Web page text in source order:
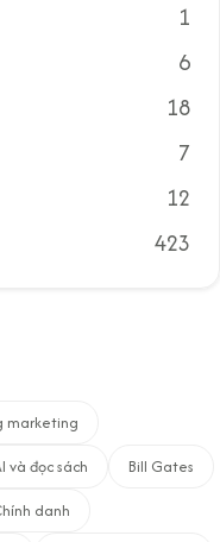
1
6
18
7
12
423
marketing
và đọc sách
Bill Gates
danh